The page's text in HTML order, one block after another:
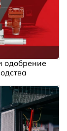
одобрение